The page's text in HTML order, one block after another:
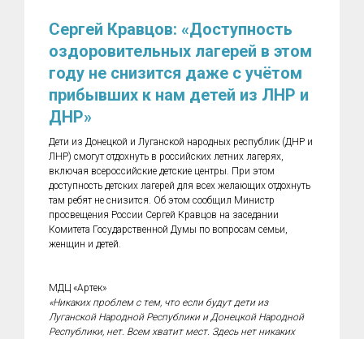
Сергей Кравцов: «Доступность
оздоровительных лагерей в этом
году не снизится даже с учётом
прибывших к нам детей из ЛНР и
ДНР»
Дети из Донецкой и Луганской народных республик (ДНР и
ЛНР) смогут отдохнуть в российских летних лагерях,
включая всероссийские детские центры. При этом
доступность детских лагерей для всех желающих отдохнуть
там ребят не снизится. Об этом сообщил Министр
просвещения России Сергей Кравцов на заседании
Комитета Государственной Думы по вопросам семьи,
женщин и детей.
МДЦ «Артек»
«Никаких проблем с тем, что если будут дети из
Луганской Народной Республики и Донецкой Народной
Республики, нет. Всем хватит мест. Здесь нет никаких